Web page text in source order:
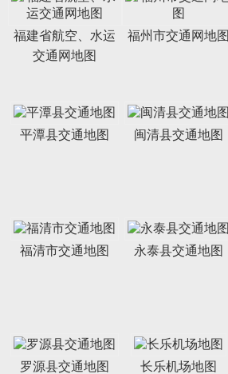
福建省航空、水运
交通网地图
福州市交通网地图
平潭县交通地图 闽清县交通地图
福清市交通地图 永泰县交通地图
罗源县交通地图
长乐机场地图